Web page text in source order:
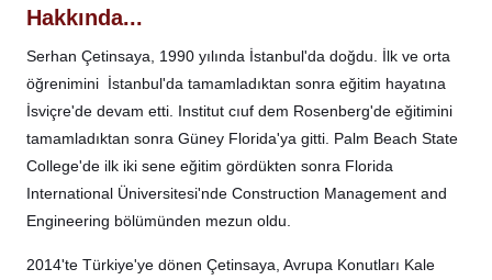
Hakkında...
Serhan Çetinsaya, 1990 yılında İstanbul'da doğdu. İlk ve orta
öğrenimini İstanbul'da tamamladıktan sonra eğitim hayatına
İsviçre'de devam etti. Institut cıuf dem Rosenberg'de eğitimini
tamamladıktan sonra Güney Florida'ya gitti. Palm Beach State
College'de ilk iki sene eğitim gördükten sonra Florida
International Üniversitesi'nde Construction Management and
Engineering bölümünden mezun oldu.
2014'te Türkiye'ye dönen Çetinsaya, Avrupa Konutları Kale